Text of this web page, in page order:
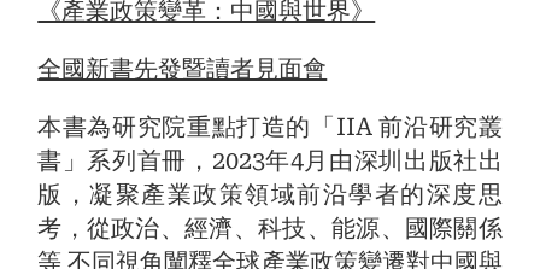
《產業政策變革：中國與世界》
全國新書先發暨讀者見面會
本書為研究院重點打造的「IIA 前沿研究叢
書」系列首冊，2023年4月由深圳出版社出
版，凝聚產業政策領域前沿學者的深度思
考，從政治、經濟、科技、能源、國際關係
等 不同視角闡釋全球產業政策變遷對中國與